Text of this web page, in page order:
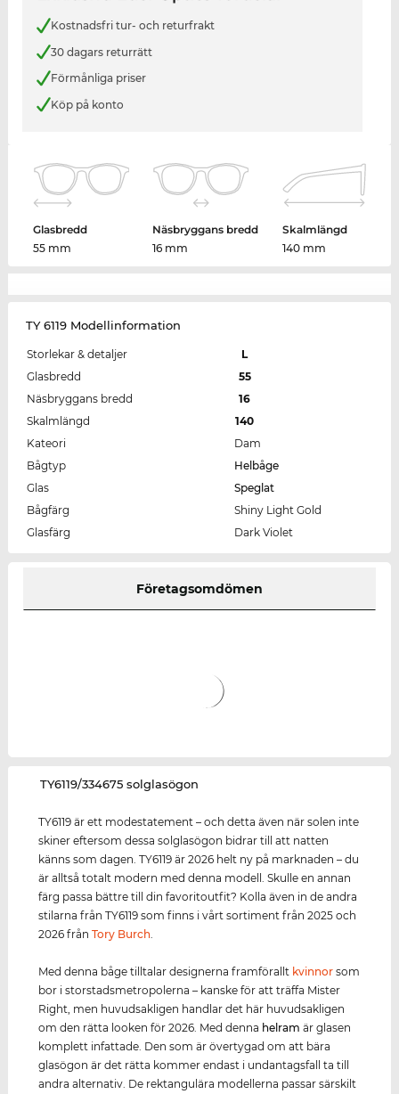
Kostnadsfri tur- och returfrakt
30 dagars returrätt
Förmånliga priser
Köp på konto
Glasbredd
55 mm
Näsbryggans bredd
16 mm
Skalmlängd
140 mm
TY 6119 Modellinformation
Storlekar & detaljer
L
Glasbredd
55
Näsbryggans bredd
16
Skalmlängd
140
Kateori
Dam
Bågtyp
Helbåge
Glas
Speglat
Bågfärg
Shiny Light Gold
Glasfärg
Dark Violet
Företagsomdömen
‌TY6119/334675 solglasögon
TY6119 är ett modestatement – och detta även när solen inte
skiner eftersom dessa solglasögon bidrar till att natten
känns som dagen. TY6119 är 2026 helt ny på marknaden – du
är alltså totalt modern med denna modell. Skulle en annan
färg passa bättre till din favoritoutfit? Kolla även in de andra
stilarna från TY6119 som finns i vårt sortiment från 2025 och
2026 frånTory Burch.
Med denna båge tilltalar designerna framförallt kvinnor som
bor i storstadsmetropolerna – kanske för att träffa Mister
Right, men huvudsakligen handlar det här huvudsakligen
om den rätta looken för 2026. Med denna helram är glasen
komplett infattade. Den som är övertygad om att bära
glasögon är det rätta kommer endast i undantagsfall ta till
andra alternativ. De rektangulära modellerna passar särskilt